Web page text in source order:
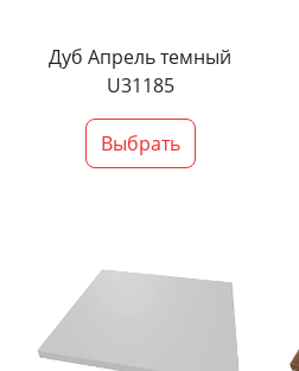
Дуб Апрель темный
U31185
Выбрать